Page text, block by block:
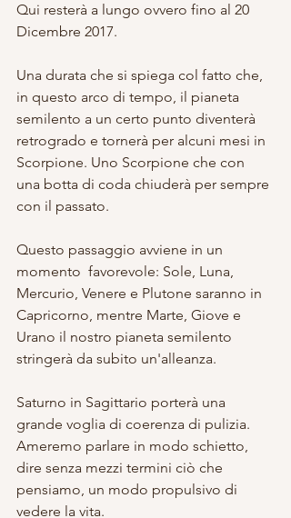
Qui resterà a lungo ovvero fino al 20
Dicembre 2017.
Una durata che si spiega col fatto che,
in questo arco di tempo, il pianeta
semilento a un certo punto diventerà
retrogrado e tornerà per alcuni mesi in
Scorpione. Uno Scorpione che con
una botta di coda chiuderà per sempre
con il passato.
Questo passaggio avviene in un
momento  favorevole: Sole, Luna,
Mercurio, Venere e Plutone saranno in
Capricorno, mentre Marte, Giove e
Urano il nostro pianeta semilento
stringerà da subito un'alleanza.
Saturno in Sagittario porterà una
grande voglia di coerenza di pulizia.
Ameremo parlare in modo schietto,
dire senza mezzi termini ciò che
pensiamo, un modo propulsivo di
vedere la vita.